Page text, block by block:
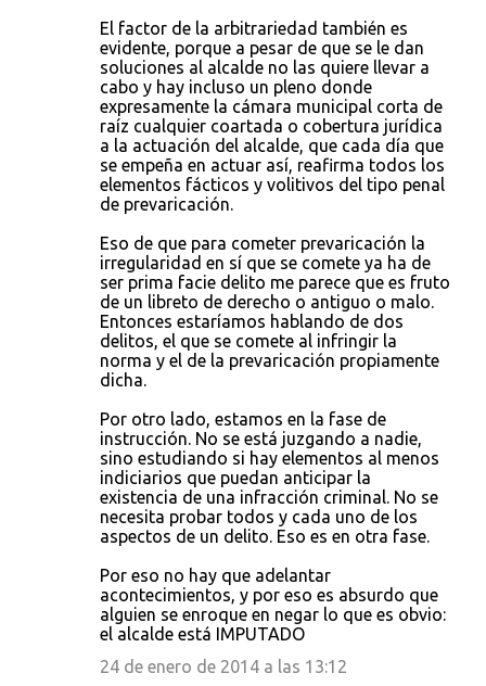
El factor de la arbitrariedad también es
evidente, porque a pesar de que se le dan
soluciones al alcalde no las quiere llevar a
cabo y hay incluso un pleno donde
expresamente la cámara municipal corta de
raíz cualquier coartada o cobertura jurídica
a la actuación del alcalde, que cada día que
se empeña en actuar así, reafirma todos los
elementos fácticos y volitivos del tipo penal
de prevaricación.
Eso de que para cometer prevaricación la
irregularidad en sí que se comete ya ha de
ser prima facie delito me parece que es fruto
de un libreto de derecho o antiguo o malo.
Entonces estaríamos hablando de dos
delitos, el que se comete al infringir la
norma y el de la prevaricación propiamente
dicha.
Por otro lado, estamos en la fase de
instrucción. No se está juzgando a nadie,
sino estudiando si hay elementos al menos
indiciarios que puedan anticipar la
existencia de una infracción criminal. No se
necesita probar todos y cada uno de los
aspectos de un delito. Eso es en otra fase.
Por eso no hay que adelantar
acontecimientos, y por eso es absurdo que
alguien se enroque en negar lo que es obvio:
el alcalde está IMPUTADO
24 de enero de 2014 a las 13:12